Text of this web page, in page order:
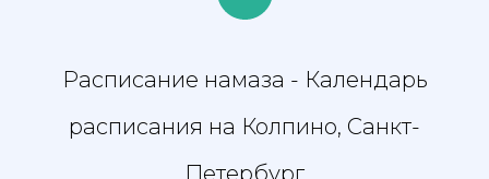
Расписание намаза - Календарь
расписания на Колпино, Санкт-
Петербург